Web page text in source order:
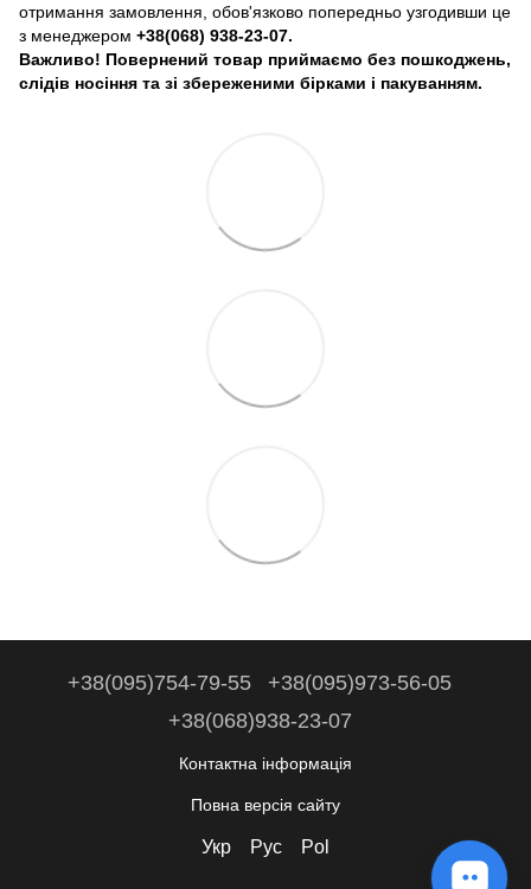
отримання замовлення, обов'язково попередньо узгодивши це
з менеджером +38(068) 938-23-07.
Важливо! Повернений товар приймаємо без пошкоджень,
слідів носіння та зі збереженими бірками і пакуванням.
+38(095)754-79-55
+38(095)973-56-05
+38(068)938-23-07
Контактна інформація
Повна версія сайту
Укр Рус Pol